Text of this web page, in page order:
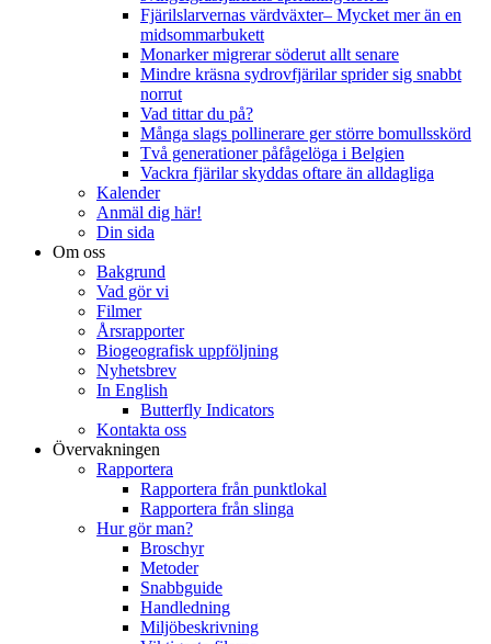
Fjärilslarvernas värdväxter– Mycket mer än en
midsommarbukett
Monarker migrerar söderut allt senare
Mindre kräsna sydrovfjärilar sprider sig snabbt
norrut
Vad tittar du på?
Många slags pollinerare ger större bomullsskörd
Två generationer påfågelöga i Belgien
Vackra fjärilar skyddas oftare än alldagliga
Kalender
Anmäl dig här!
Din sida
Om oss
Bakgrund
Vad gör vi
Filmer
Årsrapporter
Biogeografisk uppföljning
Nyhetsbrev
In English
Butterfly Indicators
Kontakta oss
Övervakningen
Rapportera
Rapportera från punktlokal
Rapportera från slinga
Hur gör man?
Broschyr
Metoder
Snabbguide
Handledning
Miljöbeskrivning